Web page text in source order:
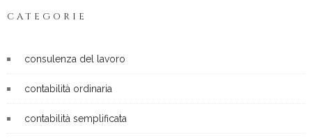
CATEGORIE
consulenza del lavoro
contabilità ordinaria
contabilità semplificata